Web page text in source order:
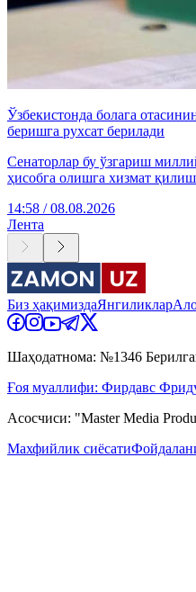
Ўзбекистонда болага
беришга рухсат берилади
Сенаторлар бу ўзгариш
ҳисобга олишга хизмат
14:58 / 08.08.2026
Лента
Биз ҳақимиздаЯнгиликлар
Шаҳодатнома: №1346
Ғоя муаллифи: Фирдавс
Асосчиси: "Master Media
Махфийлик сиёсати